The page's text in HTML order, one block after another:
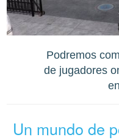
Podremos
de jugadores
Un mundo de